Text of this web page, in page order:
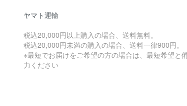
ヤマト運輸
税込20,000円以上購入の場合、送料無料。
税込20,000円未満の購入の場合、送料一律900円。
※最短でお届けをご希望の方の場合は、最短希望と
力ください